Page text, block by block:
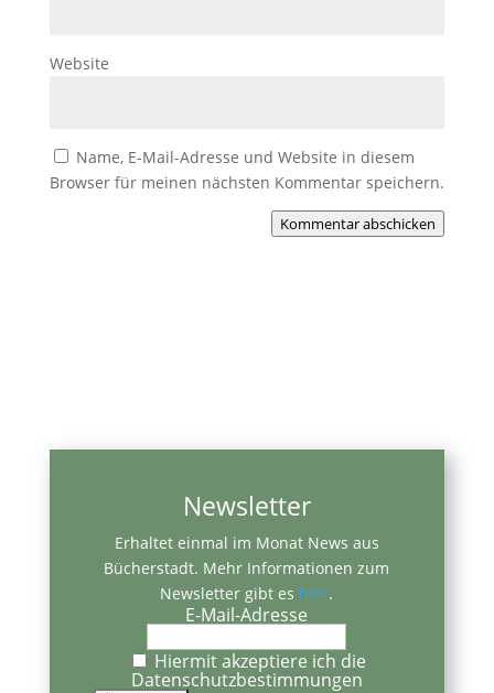
Website
Name, E-Mail-Adresse und Website in diesem
Browser für meinen nächsten Kommentar speichern.
Kommentar abschicken
Newsletter
Erhaltet einmal im Monat News aus
Bücherstadt. Mehr Informationen zum
Newsletter gibt es hier.
E-Mail-Adresse
Hiermit akzeptiere ich die
Datenschutzbestimmungen